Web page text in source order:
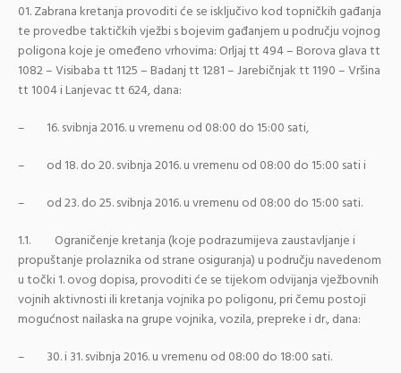
Zabrana kretanja provoditi će se isključivo kod topničkih gađanja
te provedbe taktičkih vježbi s bojevim gađanjem u području vojnog
poligona koje je omeđeno vrhovima: Orljaj tt 494 – Borova glava tt
1082 – Visibaba tt 1125 – Badanj tt 1281 – Jarebičnjak tt 1190 – Vršina
tt 1004 i Lanjevac tt 624, dana:
– 16. svibnja 2016. u vremenu od 08:00 do 15:00 sati,
– od 18. do 20. svibnja 2016. u vremenu od 08:00 do 15:00 sati i
– od 23. do 25. svibnja 2016. u vremenu od 08:00 do 15:00 sati.
1.1. Ograničenje kretanja (koje podrazumijeva zaustavljanje i
propuštanje prolaznika od strane osiguranja) u području navedenom
u točki 1. ovog dopisa, provoditi će se tijekom odvijanja vježbovnih
vojnih aktivnosti ili kretanja vojnika po poligonu, pri čemu postoji
mogućnost nailaska na grupe vojnika, vozila, prepreke i dr., dana:
– 30. i 31. svibnja 2016. u vremenu od 08:00 do 18:00 sati.